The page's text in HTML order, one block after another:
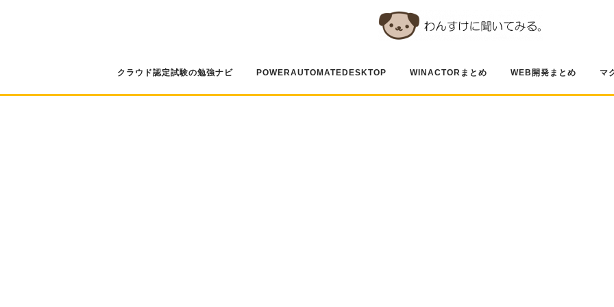
ス
クラウド認定試験の勉強ナビ POWERAUTOMATEDESKTOP WINACTORまとめ WEB開発まとめ マ